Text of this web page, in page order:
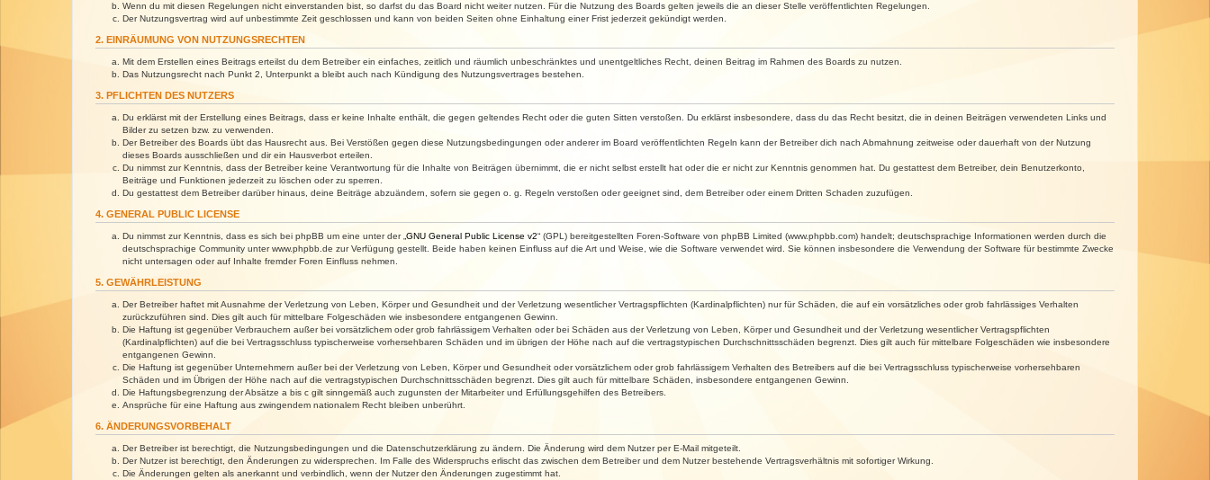
Wenn du mit diesen Regelungen nicht einverstanden bist, so darfst du das Board nicht weiter nutzen. Für die Nutzung des Boards gelten jeweils die an dieser Stelle veröffentlichten Regelungen.
Der Nutzungsvertrag wird auf unbestimmte Zeit geschlossen und kann von beiden Seiten ohne Einhaltung einer Frist jederzeit gekündigt werden.
2. EINRÄUMUNG VON NUTZUNGSRECHTEN
Mit dem Erstellen eines Beitrags erteilst du dem Betreiber ein einfaches, zeitlich und räumlich unbeschränktes und unentgeltliches Recht, deinen Beitrag im Rahmen des Boards zu nutzen.
Das Nutzungsrecht nach Punkt 2, Unterpunkt a bleibt auch nach Kündigung des Nutzungsvertrages bestehen.
3. PFLICHTEN DES NUTZERS
Du erklärst mit der Erstellung eines Beitrags, dass er keine Inhalte enthält, die gegen geltendes Recht oder die guten Sitten verstoßen. Du erklärst insbesondere, dass du das Recht besitzt, die in deinen Beiträgen verwendeten Links und
Bilder zu setzen bzw. zu verwenden.
Der Betreiber des Boards übt das Hausrecht aus. Bei Verstößen gegen diese Nutzungsbedingungen oder anderer im Board veröffentlichten Regeln kann der Betreiber dich nach Abmahnung zeitweise oder dauerhaft von der Nutzung
dieses Boards ausschließen und dir ein Hausverbot erteilen.
Du nimmst zur Kenntnis, dass der Betreiber keine Verantwortung für die Inhalte von Beiträgen übernimmt, die er nicht selbst erstellt hat oder die er nicht zur Kenntnis genommen hat. Du gestattest dem Betreiber, dein Benutzerkonto,
Beiträge und Funktionen jederzeit zu löschen oder zu sperren.
Du gestattest dem Betreiber darüber hinaus, deine Beiträge abzuändern, sofern sie gegen o. g. Regeln verstoßen oder geeignet sind, dem Betreiber oder einem Dritten Schaden zuzufügen.
4. GENERAL PUBLIC LICENSE
Du nimmst zur Kenntnis, dass es sich bei phpBB um eine unter der „ GNU General Public License v2“ (GPL) bereitgestellten Foren-Software von phpBB Limited (www.phpbb.com) handelt; deutschsprachige Informationen werden durch die
deutschsprachige Community unter www.phpbb.de zur Verfügung gestellt. Beide haben keinen Einfluss auf die Art und Weise, wie die Software verwendet wird. Sie können insbesondere die Verwendung der Software für bestimmte Zwecke
nicht untersagen oder auf Inhalte fremder Foren Einfluss nehmen.
5. GEWÄHRLEISTUNG
Der Betreiber haftet mit Ausnahme der Verletzung von Leben, Körper und Gesundheit und der Verletzung wesentlicher Vertragspflichten (Kardinalpflichten) nur für Schäden, die auf ein vorsätzliches oder grob fahrlässiges Verhalten
zurückzuführen sind. Dies gilt auch für mittelbare Folgeschäden wie insbesondere entgangenen Gewinn.
Die Haftung ist gegenüber Verbrauchern außer bei vorsätzlichem oder grob fahrlässigem Verhalten oder bei Schäden aus der Verletzung von Leben, Körper und Gesundheit und der Verletzung wesentlicher Vertragspflichten
(Kardinalpflichten) auf die bei Vertragsschluss typischerweise vorhersehbaren Schäden und im übrigen der Höhe nach auf die vertragstypischen Durchschnittsschäden begrenzt. Dies gilt auch für mittelbare Folgeschäden wie insbesondere
entgangenen Gewinn.
Die Haftung ist gegenüber Unternehmern außer bei der Verletzung von Leben, Körper und Gesundheit oder vorsätzlichem oder grob fahrlässigem Verhalten des Betreibers auf die bei Vertragsschluss typischerweise vorhersehbaren
Schäden und im Übrigen der Höhe nach auf die vertragstypischen Durchschnittsschäden begrenzt. Dies gilt auch für mittelbare Schäden, insbesondere entgangenen Gewinn.
Die Haftungsbegrenzung der Absätze a bis c gilt sinngemäß auch zugunsten der Mitarbeiter und Erfüllungsgehilfen des Betreibers.
Ansprüche für eine Haftung aus zwingendem nationalem Recht bleiben unberührt.
6. ÄNDERUNGSVORBEHALT
Der Betreiber ist berechtigt, die Nutzungsbedingungen und die Datenschutzerklärung zu ändern. Die Änderung wird dem Nutzer per E-Mail mitgeteilt.
Der Nutzer ist berechtigt, den Änderungen zu widersprechen. Im Falle des Widerspruchs erlischt das zwischen dem Betreiber und dem Nutzer bestehende Vertragsverhältnis mit sofortiger Wirkung.
Die Änderungen gelten als anerkannt und verbindlich, wenn der Nutzer den Änderungen zugestimmt hat.